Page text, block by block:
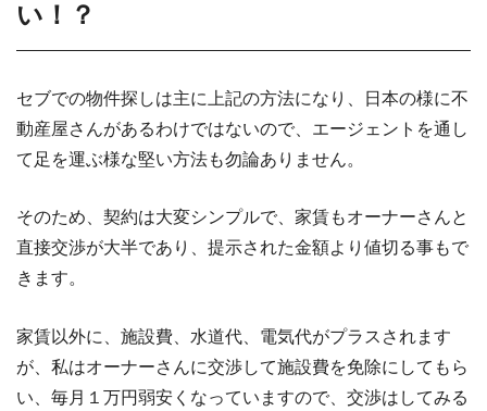
い！？
セブでの物件探しは主に上記の方法になり、日本の様に不
動産屋さんがあるわけではないので、エージェントを通し
て足を運ぶ様な堅い方法も勿論ありません。
そのため、契約は大変シンプルで、家賃もオーナーさんと
直接交渉が大半であり、提示された金額より値切る事もで
きます。
家賃以外に、施設費、水道代、電気代がプラスされます
が、私はオーナーさんに交渉して施設費を免除にしてもら
い、毎月１万円弱安くなっていますので、交渉はしてみる